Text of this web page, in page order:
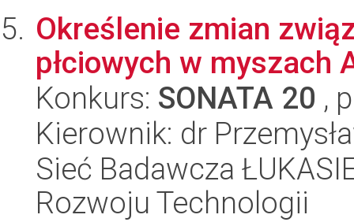
Określenie zmian
płciowych w myszach
Konkurs: SONATA 20 ,
Kierownik: dr
Sieć Badawcza
Rozwoju Technologii